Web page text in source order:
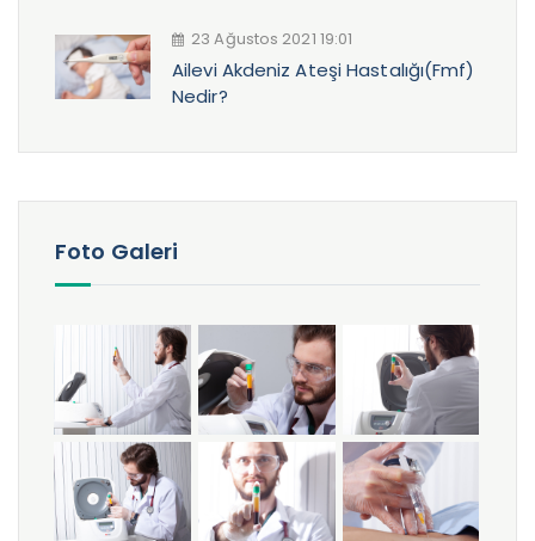
23 Ağustos 2021 19:01
Ailevi Akdeniz Ateşi Hastalığı(Fmf)
Nedir?
Foto Galeri